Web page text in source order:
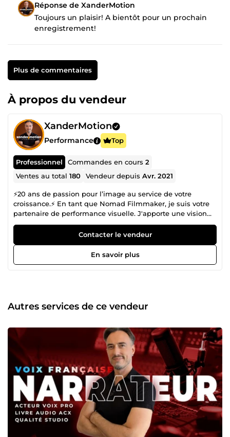
Réponse de XanderMotion
Toujours un plaisir! A bientôt pour un prochain
enregistrement!
Plus de commentaires
À propos du vendeur
XanderMotion
Performance Top
Professionnel Commandes en cours2
Ventes au total180 Vendeur depuisAvr. 2021
⚡20 ans de passion pour l’image au service de votre
croissance.⚡ En tant que Nomad Filmmaker, je suis votre
partenaire de performance visuelle. J'apporte une vision
cinématographique et une maîtrise des VFX iA pour
transformer vos spectateurs en clients engagés. 🤝
Pourquoi me confier vos productions ? Track Record 2025 :
Plus de 350 publicités produites avec un succès prouvé
pour des marques Tech et Travel 📈 Vision Hybride :
produit; je le recréer en IA 🤖 Pro &amp; International :
Entrepreneur enregistré en Europe, je garantis un
respect strict de vos objectifs business. Je suis souvent en
voyage en Asie, donc vous pouvez exploiter mes décors
naturels et futuristes pour vos vidéos! ✈️ 🛠 Mes axes
d'intervention : UGC Performance : Création de publicités
percutantes pour TikTok, Reels et Shorts 🤳 Travel &amp;
Luxury Hôtellerie : Réalisation de contenus esthétiques
(Drone &amp; Cinéma) 🚁 Fiction Series : Conception de
séries de contenus pour fidéliser votre audience sur le long
terme. 🍿 Pas de blabla. Des résultats! ⚡ ➡️ Sélectionnez le
service adapté à vos besoins ci-dessous et donnons une
dimension cinématographique à votre marque.
Contacter le vendeur
En savoir plus
Autres services de ce vendeur